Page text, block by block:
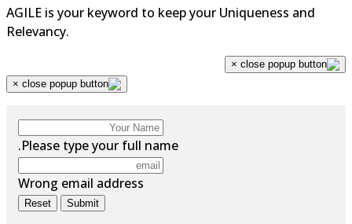
AGILE is your keyword to keep your Uniqueness and
Relevancy.
×
×
Please type your full name.
Wrong email address
Submit
Reset